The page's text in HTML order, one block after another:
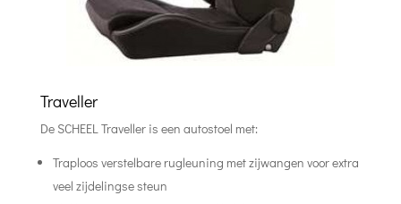
Traveller
De SCHEEL Traveller is een autostoel met:
Traploos verstelbare rugleuning met zijwangen voor extra
veel zijdelingse steun